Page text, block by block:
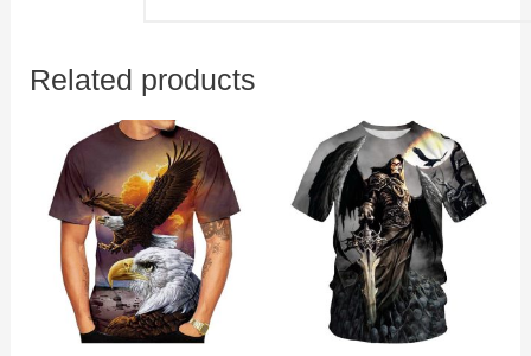
Related products